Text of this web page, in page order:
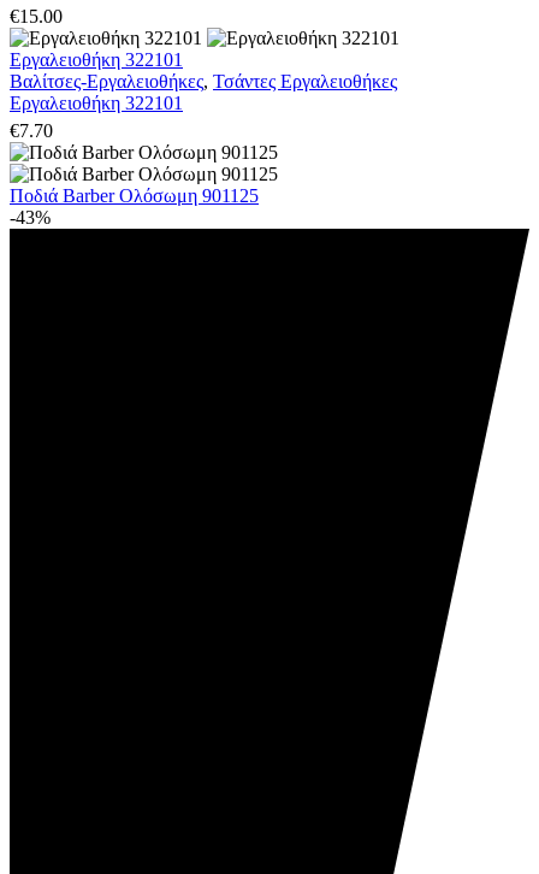
€15.00
Εργαλειοθήκη 322101
Βαλίτσες-Εργαλειοθήκες, Τσάντες Εργαλειοθήκες
Εργαλειοθήκη 322101
€7.70
Ποδιά Barber Ολόσωμη 901125
-43%